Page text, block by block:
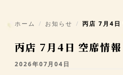
ホーム お知らせ 丙店 7月4日
丙店 7月4日 空席情報
2026年07月04日